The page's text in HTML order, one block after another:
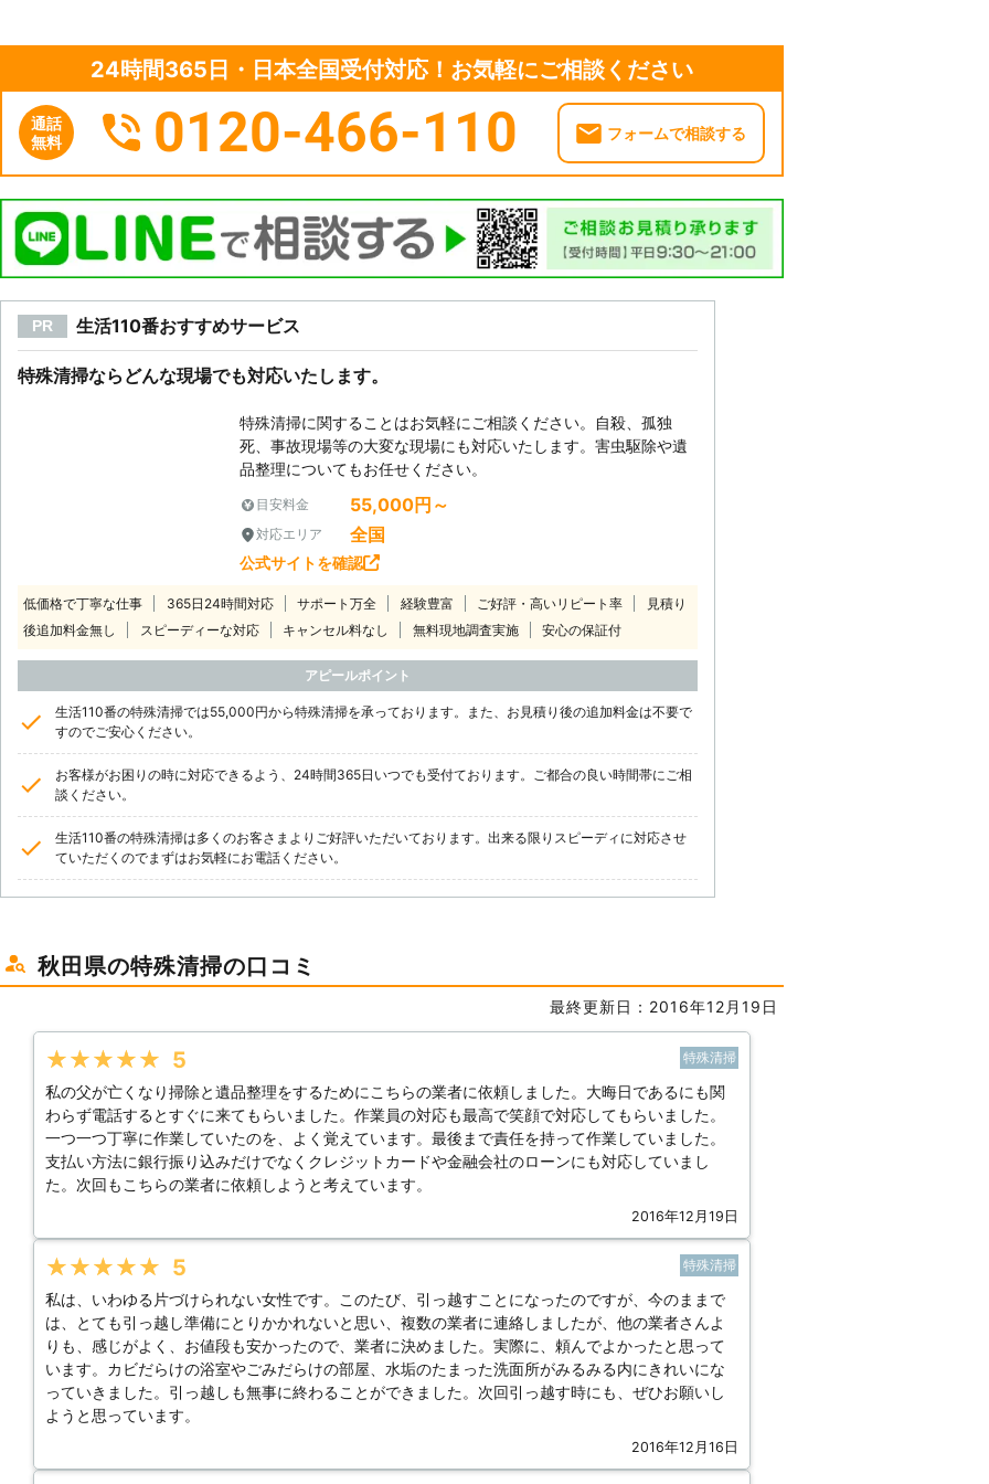
24時間365日・日本全国受付対応！お気軽にご相談ください
通話
無料
0120-466-110 フォームで相談する
PR 生活110番おすすめサービス
特殊清掃ならどんな現場でも対応いたします。
特殊清掃に関することはお気軽にご相談ください。自殺、孤独
死、事故現場等の大変な現場にも対応いたします。害虫駆除や遺
品整理についてもお任せください。
目安料金 55,000円～
対応エリア 全国
公式サイトを確認
低価格で丁寧な仕事 365日24時間対応 サポート万全 経験豊富 ご好評・高いリピート率
見積り
後追加料金無し
スピーディーな対応 キャンセル料なし 無料現地調査実施 安心の保証付
アピールポイント
生活110番の特殊清掃では55,000円から特殊清掃を承っております。また、お見積り後の追加料金は不要で
すのでご安心ください。
お客様がお困りの時に対応できるよう、24時間365日いつでも受付ております。ご都合の良い時間帯にご相
談ください。
生活110番の特殊清掃は多くのお客さまよりご好評いただいております。出来る限りスピーディに対応させ
ていただくのでまずはお気軽にお電話ください。
秋田県の特殊清掃の口コミ
最終更新日：2016年12月19日
★★★★★ 5 特殊清掃
私の父が亡くなり掃除と遺品整理をするためにこちらの業者に依頼しました。大晦日であるにも関
わらず電話するとすぐに来てもらいました。作業員の対応も最高で笑顔で対応してもらいました。
一つ一つ丁寧に作業していたのを、よく覚えています。最後まで責任を持って作業していました。
支払い方法に銀行振り込みだけでなくクレジットカードや金融会社のローンにも対応していまし
た。次回もこちらの業者に依頼しようと考えています。
2016年12月19日
★★★★★ 5 特殊清掃
私は、いわゆる片づけられない女性です。このたび、引っ越すことになったのですが、今のままで
は、とても引っ越し準備にとりかかれないと思い、複数の業者に連絡しましたが、他の業者さんよ
りも、感じがよく、お値段も安かったので、業者に決めました。実際に、頼んでよかったと思って
います。カビだらけの浴室やごみだらけの部屋、水垢のたまった洗面所がみるみる内にきれいにな
っていきました。引っ越しも無事に終わることができました。次回引っ越す時にも、ぜひお願いし
ようと思っています。
2016年12月16日